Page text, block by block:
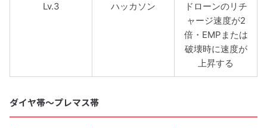
Lv.3 ハッカソン
ドローンのリチ
ャージ速度が2
倍・EMPまたは
破壊時に速度が
上昇する
ダイヤ帯〜プレマス帯